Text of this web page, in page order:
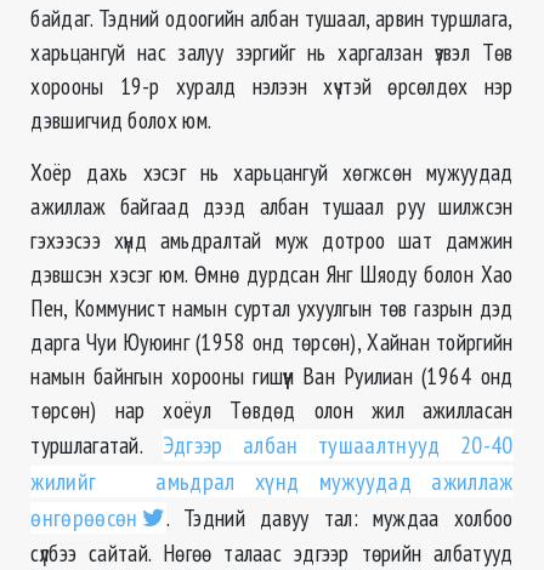
байдаг. Тэдний одоогийн албан тушаал, арвин туршлага,
харьцангуй нас залуу зэргийг нь харгалзан үзвэл Төв
хорооны 19-р хуралд нэлээн хүчтэй өрсөлдөх нэр
дэвшигчид болох юм.
Хоёр дахь хэсэг нь харьцангуй хөгжсөн мужуудад
ажиллаж байгаад дээд албан тушаал руу шилжсэн
гэхээсээ хүнд амьдралтай муж дотроо шат дамжин
дэвшсэн хэсэг юм. Өмнө дурдсан Янг Шяоду болон Хао
Пен, Коммунист намын суртал ухуулгын төв газрын дэд
дарга Чуи Юуюинг (1958 онд төрсөн), Хайнан тойргийн
намын байнгын хорооны гишүүн Ван Руилиан (1964 онд
төрсөн) нар хоёул Төвдөд олон жил ажилласан
туршлагатай. Эдгээр албан тушаалтнууд 20-40
жилийг амьдрал хүнд мужуудад ажиллаж
өнгөрөөсөн
. Тэдний давуу тал: муждаа холбоо
сүлбээ сайтай. Нөгөө талаас эдгээр төрийн албатууд